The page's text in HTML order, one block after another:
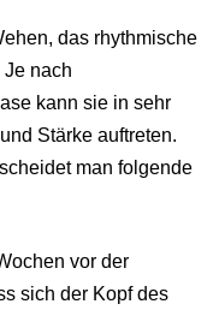
das rhythmische
Je nach
kann sie in sehr
Stärke auftreten.
man folgende
vor der
sich der Kopf des